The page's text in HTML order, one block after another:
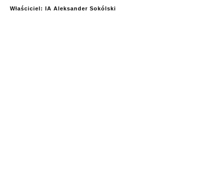
Właściciel: IA Aleksander Sokólski